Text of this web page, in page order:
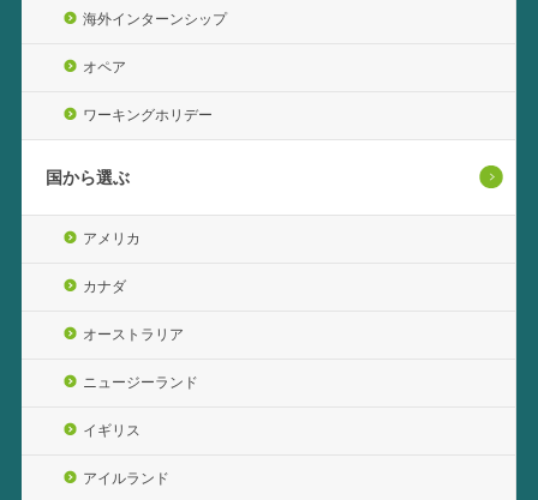
海外インターンシップ
オペア
ワーキングホリデー
国から選ぶ
アメリカ
カナダ
オーストラリア
ニュージーランド
イギリス
アイルランド